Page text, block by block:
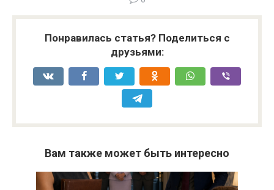
Понравилась статья? Поделиться с
друзьями:
Вам также может быть интересно